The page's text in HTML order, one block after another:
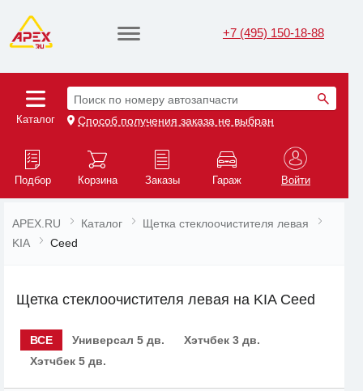
+7 (495) 150-18-88
Каталог
Поиск по номеру автозапчасти
Способ получения заказа не выбран
Подбор Корзина Заказы Гараж Войти
APEX.RU Каталог
Щетка стеклоочистителя левая
KIA
Ceed
Щетка стеклоочистителя левая на KIA Ceed
ВСЕ Универсал 5 дв.
Хэтчбек 3 дв.
Хэтчбек 5 дв.